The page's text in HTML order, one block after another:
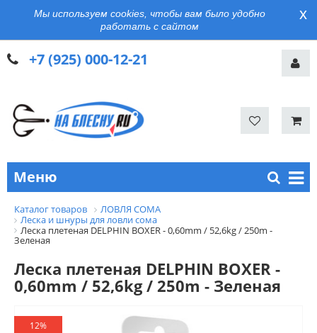
Мы используем cookies, чтобы вам было удобно
работать с сайтом
x
+7 (925) 000-12-21
Меню
Каталог товаров
ЛОВЛЯ СОМА
Леска и шнуры для ловли сома
Леска плетеная DELPHIN BOXER - 0,60mm / 52,6kg / 250m -
Зеленая
Леска плетеная DELPHIN BOXER -
0,60mm / 52,6kg / 250m - Зеленая
12%